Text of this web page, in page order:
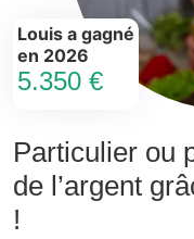
Particulier ou
de l’argent
!
Louis a gagné
en 2026
5.350 €